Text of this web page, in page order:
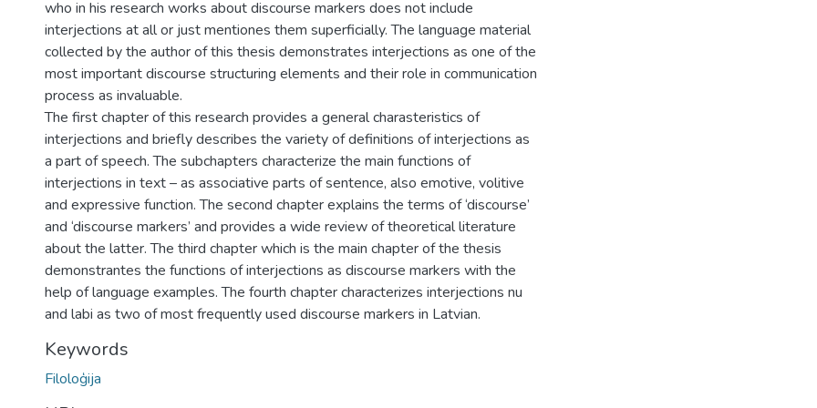
who in his research works about discourse markers does not include
interjections at all or just mentiones them superficially. The language material
collected by the author of this thesis demonstrates interjections as one of the
most important discourse structuring elements and their role in communication
process as invaluable.
The first chapter of this research provides a general charasteristics of
interjections and briefly describes the variety of definitions of interjections as
a part of speech. The subchapters characterize the main functions of
interjections in text – as associative parts of sentence, also emotive, volitive
and expressive function. The second chapter explains the terms of ‘discourse’
and ‘discourse markers’ and provides a wide review of theoretical literature
about the latter. The third chapter which is the main chapter of the thesis
demonstrantes the functions of interjections as discourse markers with the
help of language examples. The fourth chapter characterizes interjections nu
and labi as two of most frequently used discourse markers in Latvian.
Keywords
Filoloģija